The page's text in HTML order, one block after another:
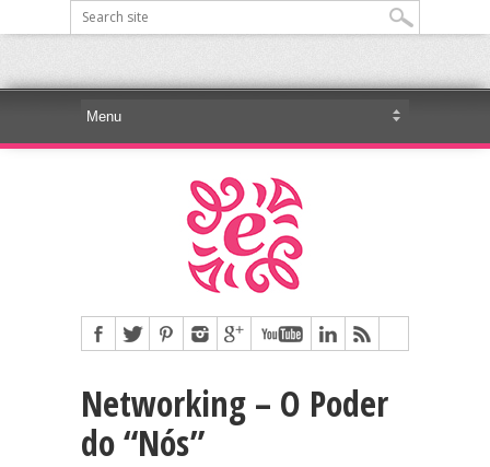
Networking – O Poder
do “Nós”